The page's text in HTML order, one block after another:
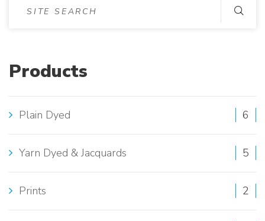
E
S
E
A
R
C
Products
Plain Dyed 6
Yarn Dyed & Jacquards 5
Prints 2